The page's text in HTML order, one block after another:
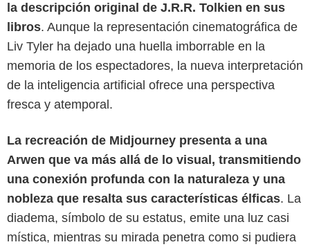
la descripción original de J.R.R. Tolkien en sus
libros. Aunque la representación cinematográfica de
Liv Tyler ha dejado una huella imborrable en la
memoria de los espectadores, la nueva interpretación
de la inteligencia artificial ofrece una perspectiva
fresca y atemporal.
La recreación de Midjourney presenta a una
Arwen que va más allá de lo visual, transmitiendo
una conexión profunda con la naturaleza y una
nobleza que resalta sus características élficas. La
diadema, símbolo de su estatus, emite una luz casi
mística, mientras su mirada penetra como si pudiera
New Line Cinema